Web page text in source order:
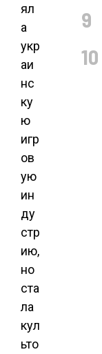
ял
а
укр
аи
нс
ку
ю
игр
ов
ую
ин
ду
стр
ию,
но
ста
ла
кул
ьто